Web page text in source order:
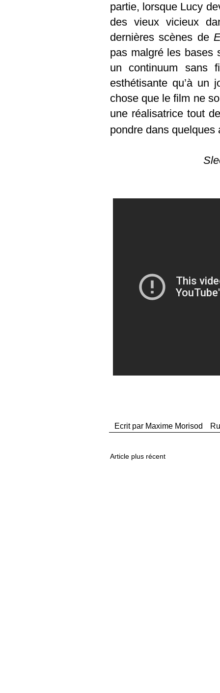
partie, lorsque Lucy
des vieux vicieux
dernières scènes de
pas malgré les bases
un continuum sans
esthétisante qu’à un
chose que le film ne
une réalisatrice tout
pondre dans
Ecrit par Maxime Morisod
Article plus récent